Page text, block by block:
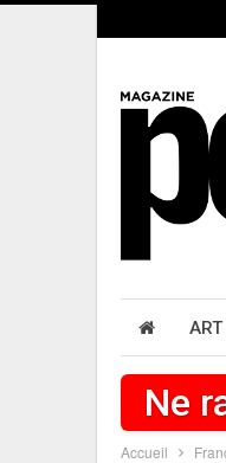
ART
Ne
Accueil